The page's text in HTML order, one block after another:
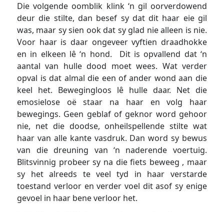
Die volgende oomblik klink ‘n gil oorverdowend
deur die stilte, dan besef sy dat dit haar eie gil
was, maar sy sien ook dat sy glad nie alleen is nie.
Voor haar is daar ongeveer vyftien draadhokke
en in elkeen lê ‘n hond. Dit is opvallend dat ‘n
aantal van hulle dood moet wees. Wat verder
opval is dat almal die een of ander wond aan die
keel het. Bewegingloos lê hulle daar. Net die
emosielose oë staar na haar en volg haar
bewegings. Geen geblaf of geknor word gehoor
nie, net die doodse, onheilspellende stilte wat
haar van alle kante vasdruk. Dan word sy bewus
van die dreuning van ‘n naderende voertuig.
Blitsvinnig probeer sy na die fiets beweeg , maar
sy het alreeds te veel tyd in haar verstarde
toestand verloor en verder voel dit asof sy enige
gevoel in haar bene verloor het.